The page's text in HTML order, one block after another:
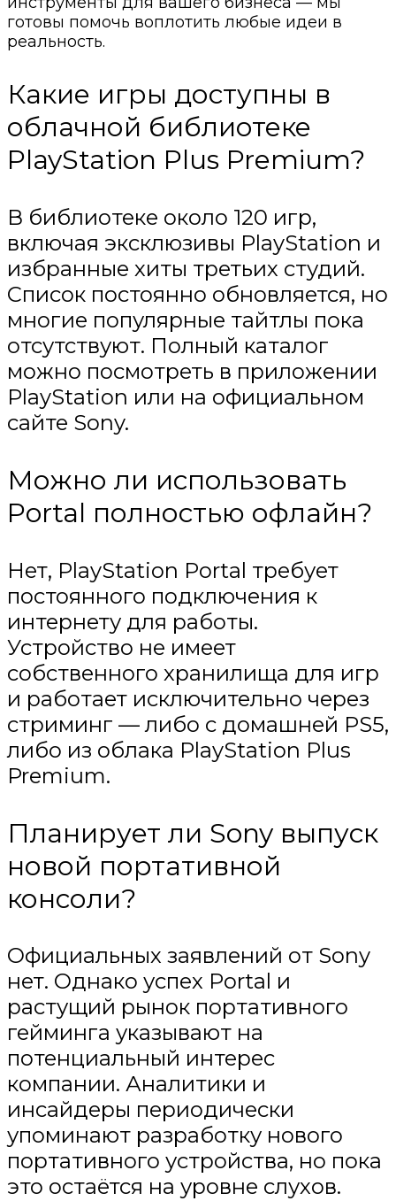
готовы помочь воплотить любые идеи в
реальность.
Какие игры доступны в
облачной библиотеке
PlayStation Plus Premium?
В библиотеке около 120 игр,
включая эксклюзивы PlayStation и
избранные хиты третьих студий.
Список постоянно обновляется, но
многие популярные тайтлы пока
отсутствуют. Полный каталог
можно посмотреть в приложении
PlayStation или на официальном
сайте Sony.
Можно ли использовать
Portal полностью офлайн?
Нет, PlayStation Portal требует
постоянного подключения к
интернету для работы.
Устройство не имеет
собственного хранилища для игр
и работает исключительно через
стриминг — либо с домашней PS5,
либо из облака PlayStation Plus
Premium.
Планирует ли Sony выпуск
новой портативной
консоли?
Официальных заявлений от Sony
нет. Однако успех Portal и
растущий рынок портативного
гейминга указывают на
потенциальный интерес
компании. Аналитики и
инсайдеры периодически
упоминают разработку нового
портативного устройства, но пока
это остаётся на уровне слухов.